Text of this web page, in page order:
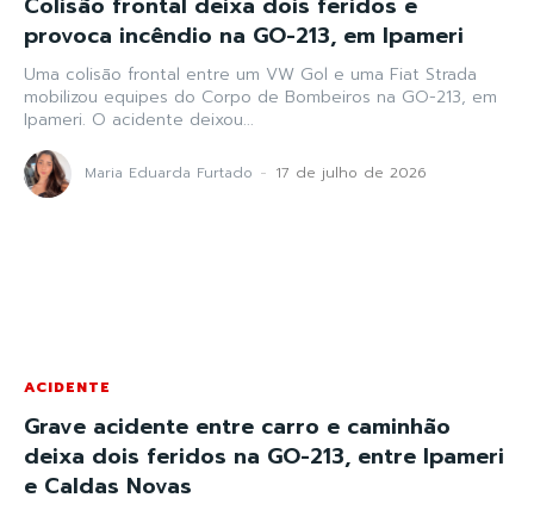
provoca incêndio na GO-213, em Ipameri
Uma colisão frontal entre um VW Gol e uma Fiat Strada
mobilizou equipes do Corpo de Bombeiros na GO-213, em
Ipameri. O acidente deixou...
Maria Eduarda Furtado - 17 de julho de 2026
ACIDENTE
Grave acidente entre carro e caminhão
deixa dois feridos na GO-213, entre Ipameri
e Caldas Novas